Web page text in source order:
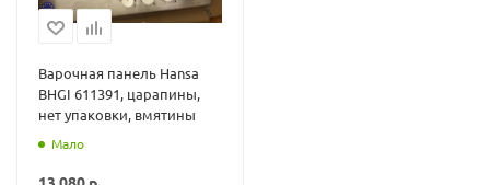
Варочная панель Hansa
BHGI 611391, царапины,
нет упаковки, вмятины
Мало